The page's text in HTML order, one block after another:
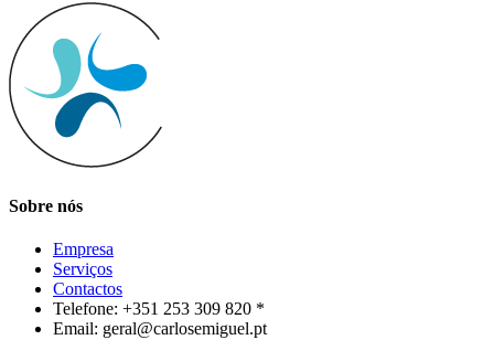
Sobre nós
Empresa
Serviços
Contactos
Telefone: +351 253 309 820 *
Email: geral@carlosemiguel.pt